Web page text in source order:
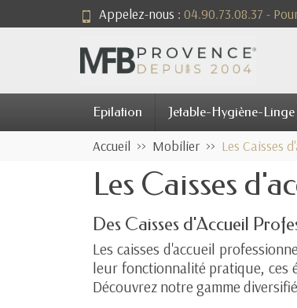
Appelez-nous : 04.90.73.08.37 -
Epilation Jetable-Hygiène-Linge
Accueil Mobilier Les Caisses
Les Caisses
Des Caisses d'Accueil
Les caisses d'accueil
leur fonctionnalité pratique, ces
Découvrez notre gamme